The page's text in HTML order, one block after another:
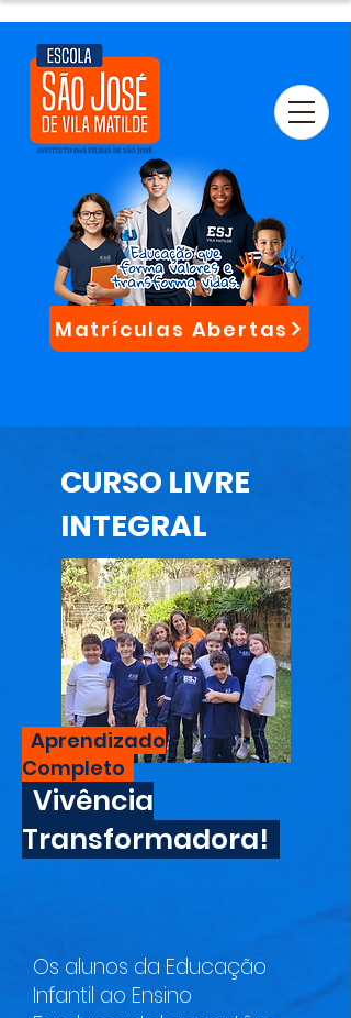
Matrículas Abertas
CURSO LIVRE
INTEGRAL
Aprendizado
Completo
Vivência
Transformadora!
Os alunos da Educação
Infantil ao Ensino